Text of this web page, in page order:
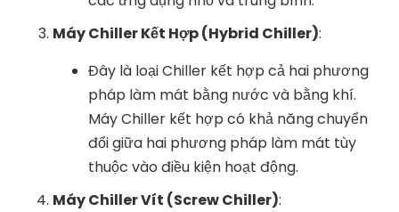
Máy Chiller Kết Hợp (Hybrid Chiller):
Đây là loại Chiller kết hợp cả hai phương
pháp làm mát bằng nước và bằng khí.
Máy Chiller kết hợp có khả năng chuyển
đổi giữa hai phương pháp làm mát tùy
thuộc vào điều kiện hoạt động.
Máy Chiller Vít (Screw Chiller):